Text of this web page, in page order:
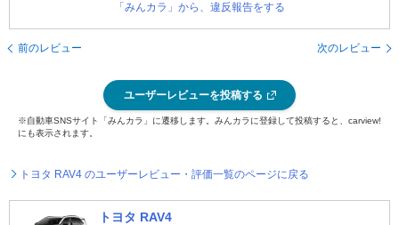
「みんカラ」から、違反報告をする
前のレビュー 次のレビュー
ユーザーレビューを投稿する
※自動車SNSサイト「みんカラ」に遷移します。みんカラに登録して投稿すると、carview!
にも表示されます。
トヨタ RAV4 のユーザーレビュー・評価一覧のページに戻る
トヨタ RAV4